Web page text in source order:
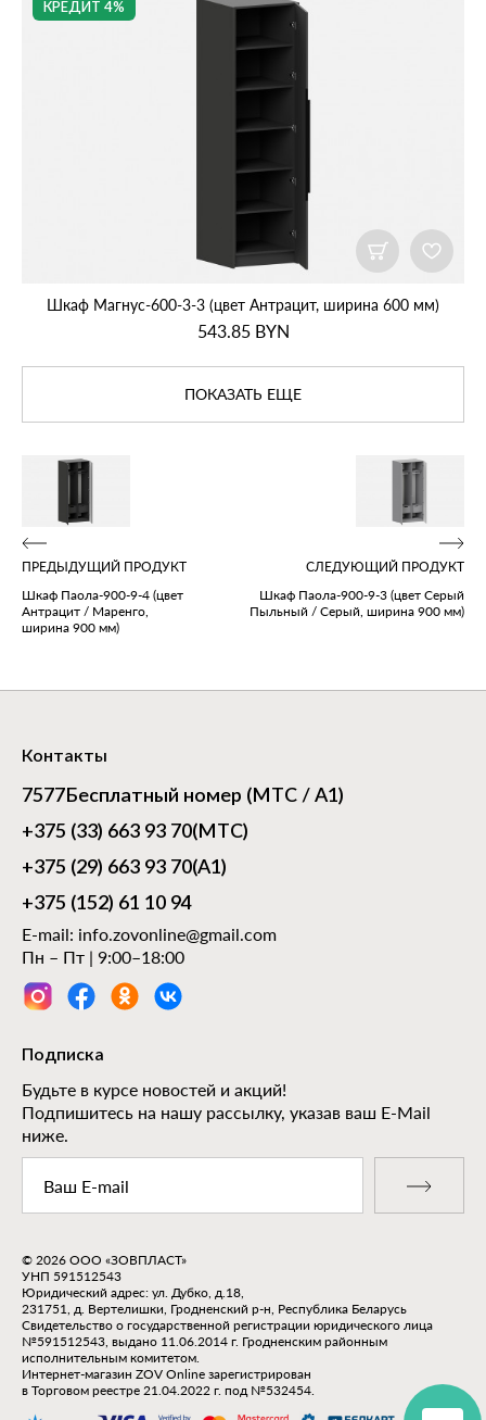
КРЕДИТ 4%
Шкаф Магнус‑600‑3‑3 (цвет Антрацит, ширина 600 мм)
543.85BYN
ПОКАЗАТЬ ЕЩЕ
ПРЕДЫДУЩИЙ ПРОДУКТ
Шкаф Паола‑900‑9‑4 (цвет
Антрацит / Маренго,
ширина 900 мм)
СЛЕДУЮЩИЙ ПРОДУКТ
Шкаф Паола‑900‑9‑3 (цвет Серый
Пыльный / Серый, ширина 900 мм)
Контакты
7577 Бесплатный номер (МТС / А1)
+375 (33) 663 93 70(МТС)
+375 (29) 663 93 70(А1)
+375 (152) 61 10 94
E-mail: info.zovonline@gmail.com
Пн – Пт | 9:00–18:00
Подписка
Будьте в курсе новостей и акций!
Подпишитесь на нашу рассылку, указав ваш E-Mail
ниже.
© 2026 ООО «ЗОВПЛАСТ»
УНП 591512543
Юридический адрес: ул. Дубко, д.18,
231751, д. Вертелишки, Гродненский р-н, Республика Беларусь
Свидетельство о государственной регистрации юридического лица
№591512543, выдано 11.06.2014 г. Гродненским районным
исполнительным комитетом.
Интернет-магазин ZOV Online зарегистрирован
в Торговом реестре 21.04.2022 г. под №532454.